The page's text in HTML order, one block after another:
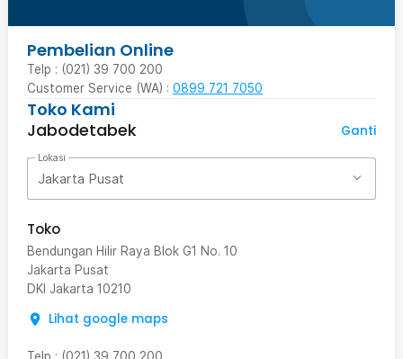
Pembelian Online
Telp : (021) 39 700 200
Customer Service (WA) : 0899 721 7050
Toko Kami
Jabodetabek
Ganti
Lokasi
Jakarta Pusat
Toko
Bendungan Hilir Raya Blok G1 No. 10
Jakarta Pusat
DKI Jakarta 10210
Lihat google maps